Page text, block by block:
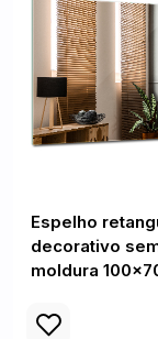
Espelho
decorativo
moldura